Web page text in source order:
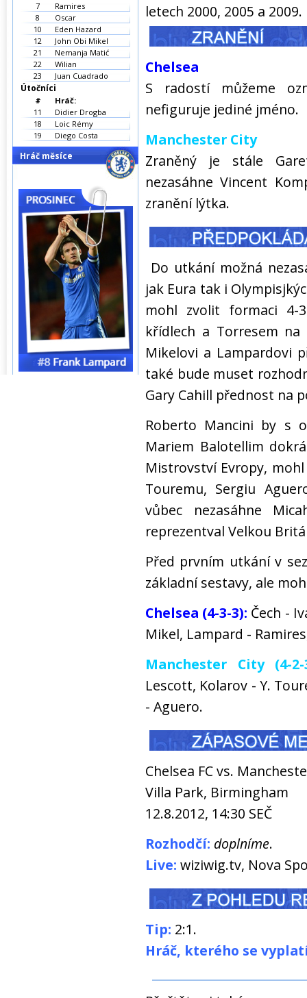
letech 2000, 2005 a 2009.
Chelsea
S radostí můžeme
nefiguruje jediné jméno.
Manchester City
Zraněný je stále
nezasáhne Vincent
zranění lýtka.
Do utkání možná
jak Eura tak i
mohl zvolit formaci 4-
křídlech a Torresem
Mikelovi a Lampardovi
také bude muset
Gary Cahill přednost na
Roberto Mancini by s
Mariem Balotellim
Mistrovství Evropy,
Touremu, Sergiu
vůbec nezasáhne
reprezentval Velkou
Před prvním utkání v
základní sestavy, ale
Chelsea (4-3-3): Čech -
Mikel, Lampard -
Manchester City (4-2-
Lescott, Kolarov - Y.
- Aguero.
Chelsea FC vs.
Villa Park, Birmingham
12.8.2012, 14:30 SEČ
Rozhodčí: doplníme.
Live: wiziwig.tv, Nova
Tip: 2:1.
Hráč, kterého se
7
Ramires
8
Oscar
10
Eden Hazard
12
John Obi Mikel
21
Nemanja Matić
22
Wilian
23
Juan Cuadrado
Útočníci
#
Hráč:
11
Didier Drogba
18
Loic Rémy
19
Diego Costa
Hráč měsíce